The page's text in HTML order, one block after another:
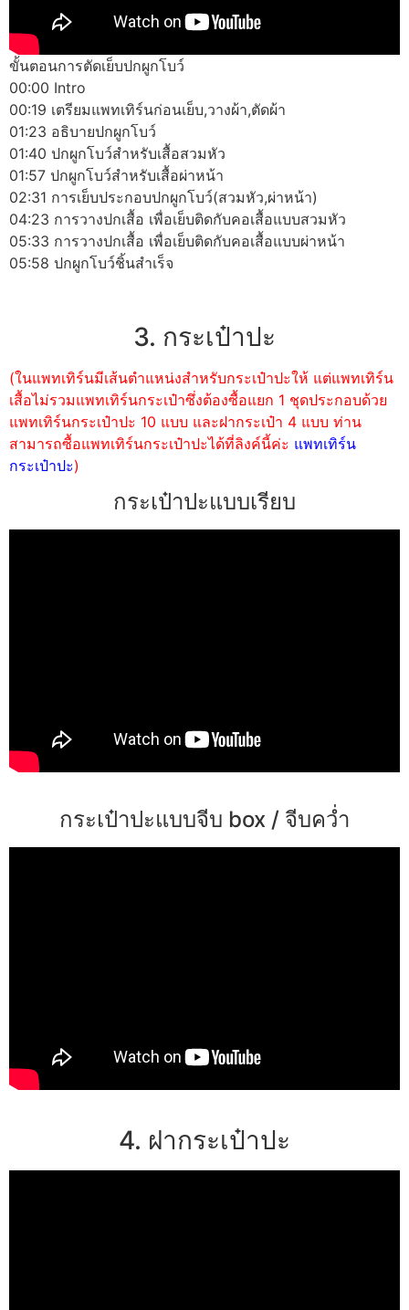
ขั้นตอนการตัดเย็บปกผูกโบว์
00:00 Intro
00:19 เตรียมแพทเทิร์นก่อนเย็บ,วางผ้า,ตัดผ้า
01:23 อธิบายปกผูกโบว์
01:40 ปกผูกโบว์สำหรับเสื้อสวมหัว
01:57 ปกผูกโบว์สำหรับเสื้อผ่าหน้า
02:31 การเย็บประกอบปกผูกโบว์(สวมหัว,ผ่าหน้า)
04:23 การวางปกเสื้อ เพื่อเย็บติดกับคอเสื้อแบบสวมหัว
05:33 การวางปกเสื้อ เพื่อเย็บติดกับคอเสื้อแบบผ่าหน้า
05:58 ปกผูกโบว์ชิ้นสำเร็จ
3. กระเป๋าปะ
(ในแพทเทิร์นมีเส้นตำแหน่งสำหรับกระเป๋าปะให้ แต่แพทเทิร์น
เสื้อไม่รวมแพทเทิร์นกระเป๋าซึ่งต้องซื้อแยก 1 ชุดประกอบด้วย
แพทเทิร์นกระเป๋าปะ 10 แบบ และฝากระเป๋า 4 แบบ ท่าน
สามารถซื้อแพทเทิร์นกระเป๋าปะได้ที่ลิงค์นี้ค่ะ แพทเทิร์น
กระเป๋าปะ)
กระเป๋าปะแบบเรียบ
กระเป๋าปะแบบจีบ box / จีบคว่ำ
4. ฝากระเป๋าปะ